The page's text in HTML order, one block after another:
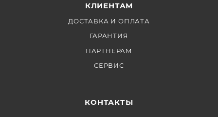
КЛИЕНТАМ
ДОСТАВКА И ОПЛАТА
ГАРАНТИЯ
ПАРТНЕРАМ
СЕРВИС
КОНТАКТЫ